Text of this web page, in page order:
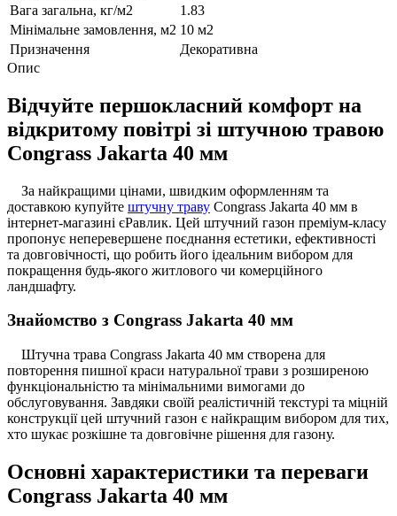
Вага загальна, кг/м2
1.83
Мінімальне замовлення, м2 10 м2
Призначення
Декоративна
Опис
Відчуйте першокласний комфорт на
відкритому повітрі зі штучною травою
Congrass Jakarta 40 мм
За найкращими цінами, швидким оформленням та
доставкою купуйте штучну траву Congrass Jakarta 40 мм в
інтернет-магазині єРавлик. Цей штучний газон преміум-класу
пропонує неперевершене поєднання естетики, ефективності
та довговічності, що робить його ідеальним вибором для
покращення будь-якого житлового чи комерційного
ландшафту.
Знайомство з Congrass Jakarta 40 мм
Штучна трава Congrass Jakarta 40 мм створена для
повторення пишної краси натуральної трави з розширеною
функціональністю та мінімальними вимогами до
обслуговування. Завдяки своїй реалістичній текстурі та міцній
конструкції цей штучний газон є найкращим вибором для тих,
хто шукає розкішне та довговічне рішення для газону.
Основні характеристики та переваги
Congrass Jakarta 40 мм